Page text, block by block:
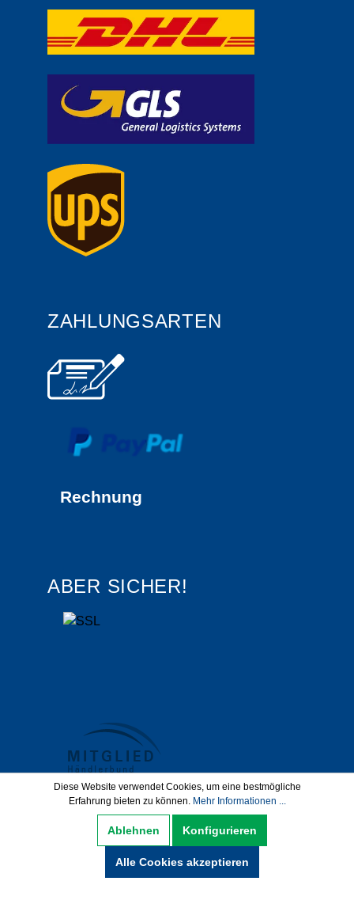
ZAHLUNGSARTEN
Rechnung
ABER SICHER!
Datenschutz AGB
Impressum
Hinweise zur Batterieentsorgung
Diese Website verwendet Cookies, um eine bestmögliche
Erfahrung bieten zu können. Mehr Informationen ...
Ablehnen Konfigurieren
Alle Cookies akzeptieren